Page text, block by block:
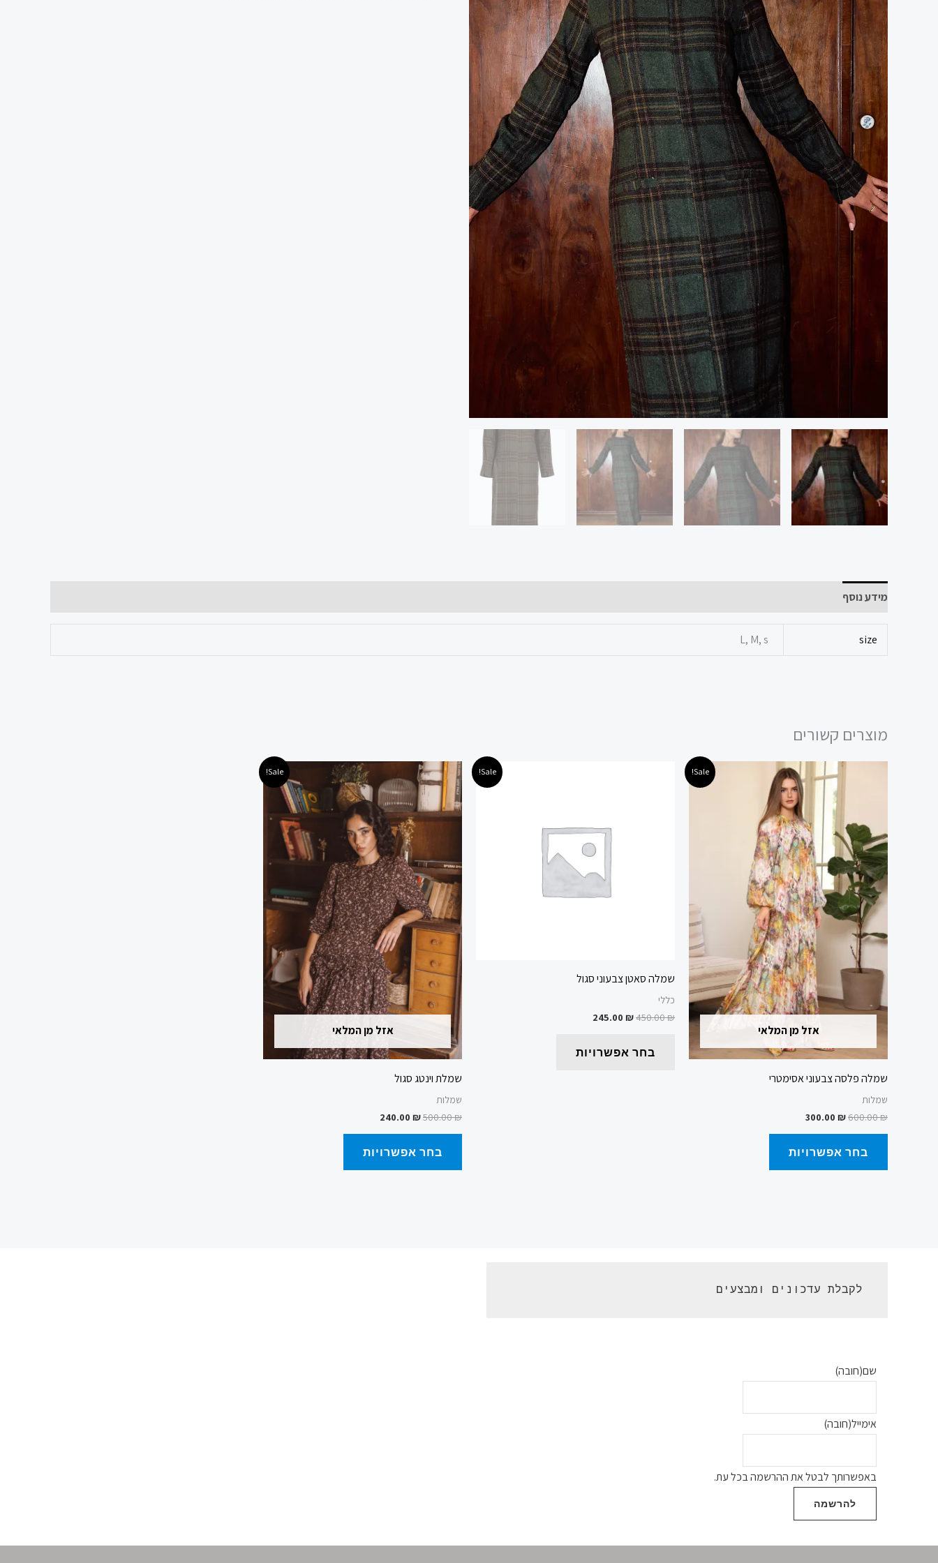
מידע נוסף
size
L, M, s
מוצרים קשורים
Sale!
אזל מן המלאי
שמלה פלסה צבעוני אסימטרי
שמלות
600.00₪
המחיר
המקורי
היה:
600.00 ₪.
300.00 ₪
המחיר
הנוכחי
הוא:
300.00 ₪.
בחר אפשרויות
זה
יש
מספר
סוגים.
ניתן
לבחור
את
האפשרויות
בעמוד
המוצר
Sale!
שמלה סאטן צבעוני סגול
כללי
450.00₪
245.00 ₪
בחר אפשרויות
מספר
סוגים.
לבחור
Sale!
אזל מן המלאי
שמלת וינטג סגול
שמלות
500.00₪
המחיר
המקורי
היה:
500.00 ₪.
240.00 ₪
המחיר
הנוכחי
הוא:
240.00 ₪.
בחר אפשרויות
למוצר
זה
יש
סוגים.
ניתן
לבחור
את
האפשרויות
בעמוד
המוצר
שם(חובה)
אימייל(חובה)
באפשרותך לבטל את ההרשמה בכל עת.
להרשמה